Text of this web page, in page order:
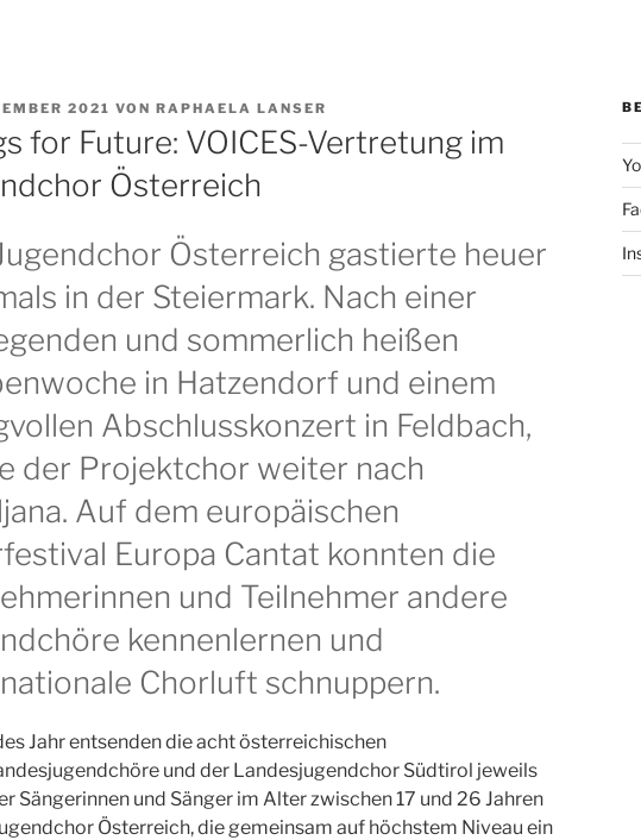
2021 VON RAPHAELA LANSER
for Future: VOICES-Vertretung im
Österreich
Österreich gastierte heuer
in der Steiermark. Nach einer
und sommerlich heißen
in Hatzendorf und einem
Abschlusskonzert in Feldbach,
der Projektchor weiter nach
Auf dem europäischen
Europa Cantat konnten die
und Teilnehmer andere
kennenlernen und
Chorluft schnuppern.
Jahr entsenden die acht österreichischen
und der Landesjugendchor Südtirol jeweils
Sängerinnen und Sänger im Alter zwischen 17 und 26 Jahren
Österreich, die gemeinsam auf höchstem Niveau ein